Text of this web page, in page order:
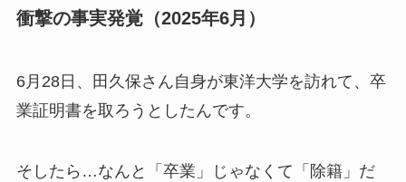
衝撃の事実発覚（2025年6月）
6月28日、田久保さん自身が東洋大学を訪れて、卒
業証明書を取ろうとしたんです。
そしたら…なんと「卒業」じゃなくて「除籍」だ